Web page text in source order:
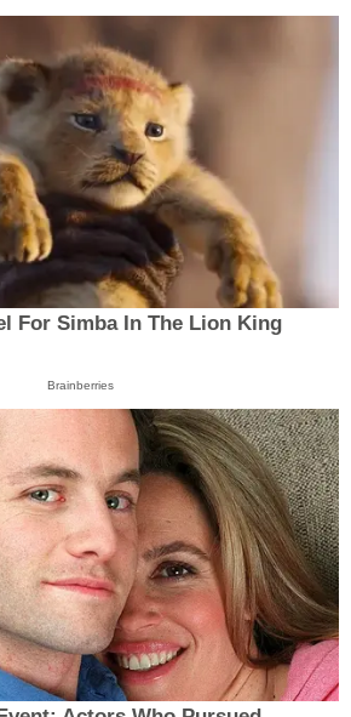
For Simba In The Lion King
Brainberries